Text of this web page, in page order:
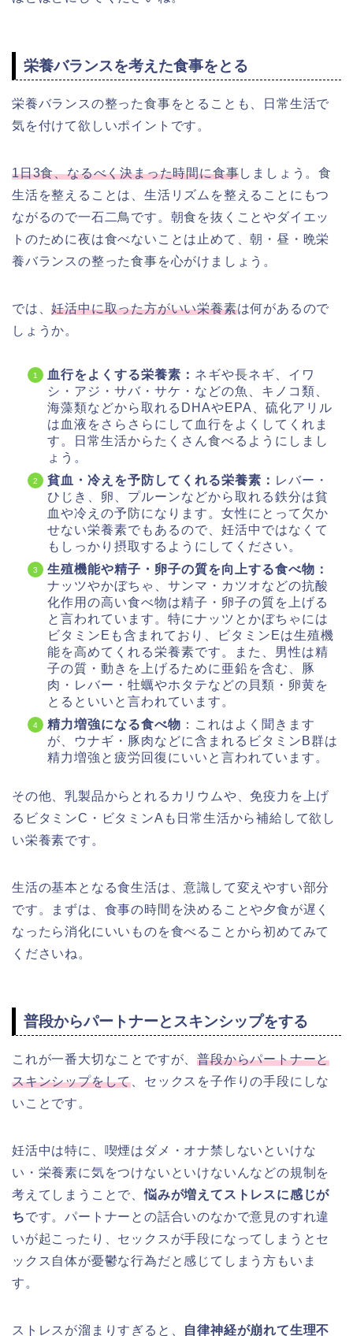
栄養バランスを考えた食事をとる
栄養バランスの整った食事をとることも、日常生活で
気を付けて欲しいポイントです。
1日3食、なるべく決まった時間に食事しましょう。食
生活を整えることは、生活リズムを整えることにもつ
ながるので一石二鳥です。朝食を抜くことやダイエッ
トのために夜は食べないことは止めて、朝・昼・晩栄
養バランスの整った食事を心がけましょう。
では、妊活中に取った方がいい栄養素は何があるので
しょうか。
血行をよくする栄養素： ネギや長ネギ、イワ
シ・アジ・サバ・サケ・などの魚、キノコ類、
海藻類などから取れるDHAやEPA、硫化アリル
は血液をさらさらにして血行をよくしてくれま
す。日常生活からたくさん食べるようにしまし
ょう。
貧血・冷えを予防してくれる栄養素： レバー・
ひじき、卵、プルーンなどから取れる鉄分は貧
血や冷えの予防になります。女性にとって欠か
せない栄養素でもあるので、妊活中ではなくて
もしっかり摂取するようにしてください。
生殖機能や精子・卵子の質を向上する食べ物：
ナッツやかぼちゃ、サンマ・カツオなどの抗酸
化作用の高い食べ物は精子・卵子の質を上げる
と言われています。特にナッツとかぼちゃには
ビタミンEも含まれており、ビタミンEは生殖機
能を高めてくれる栄養素です。また、男性は精
子の質・動きを上げるために亜鉛を含む、豚
肉・レバー・牡蠣やホタテなどの貝類・卵黄を
とるといいと言われています。
精力増強になる食べ物 ：これはよく聞きます
が、ウナギ・豚肉などに含まれるビタミンB群は
精力増強と疲労回復にいいと言われています。
その他、乳製品からとれるカリウムや、免疫力を上げ
るビタミンC・ビタミンAも日常生活から補給して欲し
い栄養素です。
生活の基本となる食生活は、意識して変えやすい部分
です。まずは、食事の時間を決めることや夕食が遅く
なったら消化にいいものを食べることから初めてみて
くださいね。
普段からパートナーとスキンシップをする
これが一番大切なことですが、普段からパートナーと
スキンシップをして 、セックスを子作りの手段にしな
いことです。
妊活中は特に、喫煙はダメ・オナ禁しないといけな
い・栄養素に気をつけないといけないんなどの規制を
考えてしまうことで、悩みが増えてストレスに感じが
ちです。パートナーとの話合いのなかで意見のすれ違
いが起こったり、セックスが手段になってしまうとセ
ックス自体が憂鬱な行為だと感じてしまう方もいま
す。
ストレスが溜まりすぎると、 自律神経が崩れて生理不